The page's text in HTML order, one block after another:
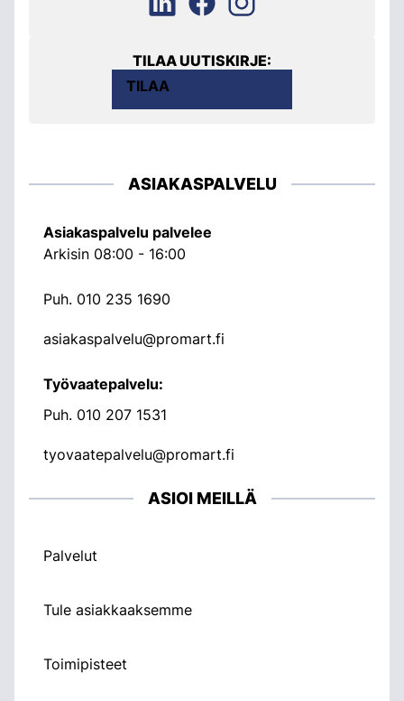
TILAA UUTISKIRJE:
TILAA
ASIAKASPALVELU
Asiakaspalvelu palvelee
Arkisin 08:00 - 16:00
Puh. 010 235 1690
asiakaspalvelu@promart.fi
Työvaatepalvelu:
Puh. 010 207 1531
tyovaatepalvelu@promart.fi
ASIOI MEILLÄ
Palvelut
Tule asiakkaaksemme
Toimipisteet